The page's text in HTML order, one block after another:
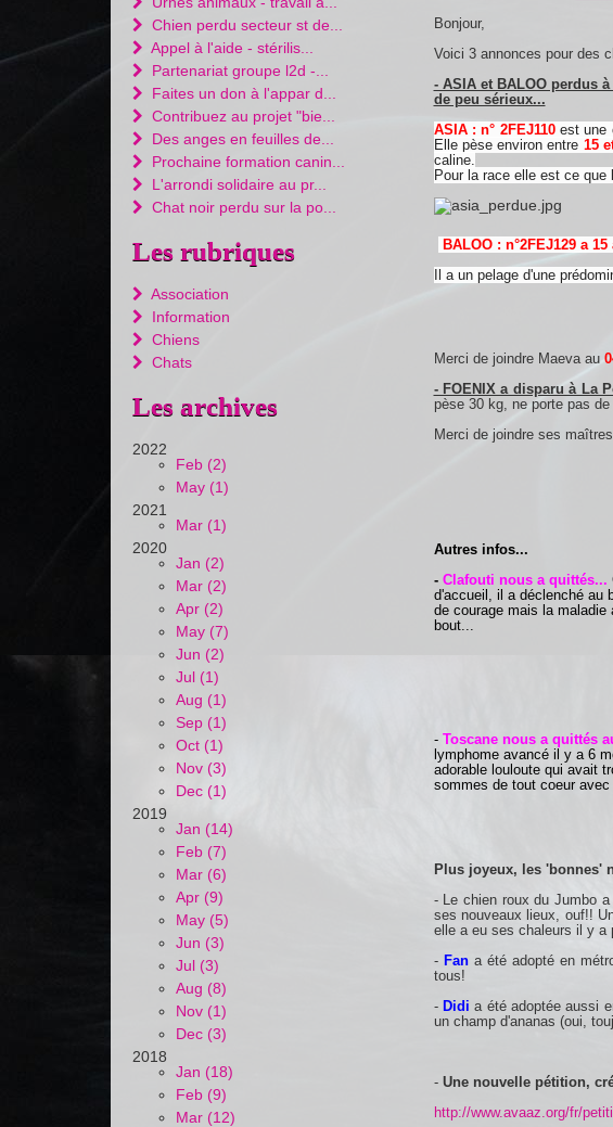
Chien perdu secteur st de...
Appel à l'aide - stérilis...
Partenariat groupe l2d -...
Faites un don à l'appar d...
Contribuez au projet "bie...
Des anges en feuilles de...
Prochaine formation canin...
L'arrondi solidaire au pr...
Chat noir perdu sur la po...
Les rubriques
Association
Information
Chiens
Chats
Les archives
2022
Feb (2)
May (1)
2021
Mar (1)
2020
Jan (2)
Mar (2)
Apr (2)
May (7)
Jun (2)
Jul (1)
Aug (1)
Sep (1)
Oct (1)
Nov (3)
Dec (1)
2019
Jan (14)
Feb (7)
Mar (6)
Apr (9)
May (5)
Jun (3)
Jul (3)
Aug (8)
Nov (1)
Dec (3)
2018
Jan (18)
Feb (9)
Mar (12)
Bonjour,
Voici 3 annonces pour des
- ASIA et BALOO perdus
de peu sérieux...
ASIA : n° 2FEJ110est une
Elle pèse environ entre 15
caline.
Pour la race elle est ce que
BALOO : n°2FEJ129 a 15
Il a un pelage d'une
Merci de joindre Maeva au
- FOENIX a disparu à La
pèse 30 kg, ne porte pas
Merci de joindre ses
Autres infos...
- Clafouti nous a quittés...
d'accueil, il a déclenché au
de courage mais la
bout...
- Toscane nous a quittés
lymphome avancé il y a 6
adorable louloute qui avait
sommes de tout coeur
Plus joyeux, les 'bonnes'
- Le chien roux du Jumbo
ses nouveaux lieux, ouf!!
elle a eu ses chaleurs il y a
- Fana été adopté en
tous!
- Didi a été adoptée aussi
un champ d'ananas (oui,
- Une nouvelle pétition,
http://www.avaaz.org/fr/